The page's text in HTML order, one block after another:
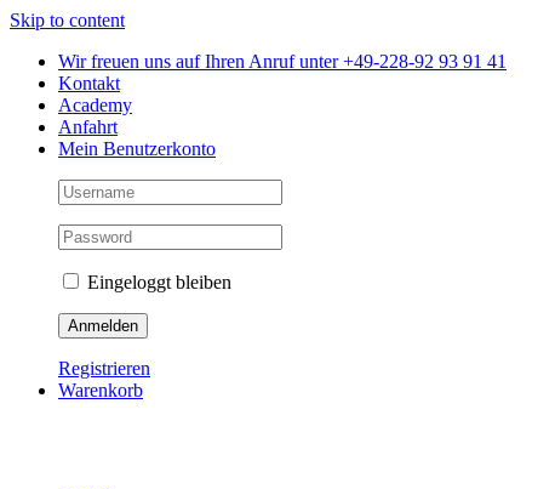
Skip to content
Wir freuen uns auf Ihren Anruf unter +49-228-92 93 91 41
Kontakt
Academy
Anfahrt
Mein Benutzerkonto
Eingeloggt bleiben
Registrieren
Warenkorb